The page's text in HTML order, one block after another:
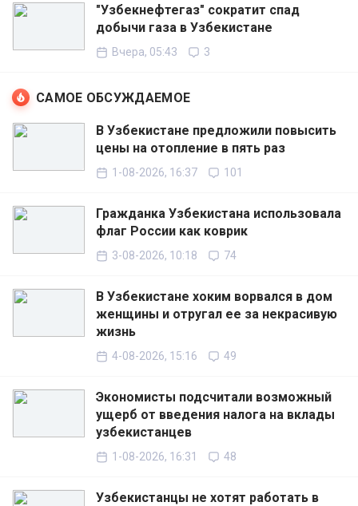
"Узбекнефтегаз" сократит спад
добычи газа в Узбекистане
Вчера, 05:43 3
САМОЕ ОБСУЖДАЕМОЕ
В Узбекистане предложили повысить
цены на отопление в пять раз
1-08-2026, 16:37 101
Гражданка Узбекистана использовала
флаг России как коврик
3-08-2026, 10:18 74
В Узбекистане хоким ворвался в дом
женщины и отругал ее за некрасивую
жизнь
4-08-2026, 15:16 49
Экономисты подсчитали возможный
ущерб от введения налога на вклады
узбекистанцев
1-08-2026, 16:31 48
Узбекистанцы не хотят работать в